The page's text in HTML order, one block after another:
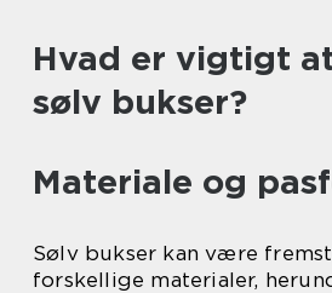
Hvad er vigtigt
sølv bukser?
Materiale og
Sølv bukser kan være
forskellige materialer,